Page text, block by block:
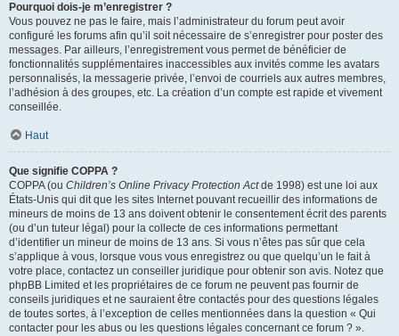
Pourquoi dois-je m’enregistrer ?
Vous pouvez ne pas le faire, mais l’administrateur du forum peut avoir
configuré les forums afin qu’il soit nécessaire de s’enregistrer pour poster des
messages. Par ailleurs, l’enregistrement vous permet de bénéficier de
fonctionnalités supplémentaires inaccessibles aux invités comme les avatars
personnalisés, la messagerie privée, l’envoi de courriels aux autres membres,
l’adhésion à des groupes, etc. La création d’un compte est rapide et vivement
conseillée.
Haut
Que signifie COPPA ?
COPPA (ou Children’s Online Privacy Protection Actde 1998) est une loi aux
États-Unis qui dit que les sites Internet pouvant recueillir des informations de
mineurs de moins de 13 ans doivent obtenir le consentement écrit des parents
(ou d’un tuteur légal) pour la collecte de ces informations permettant
d’identifier un mineur de moins de 13 ans. Si vous n’êtes pas sûr que cela
s’applique à vous, lorsque vous vous enregistrez ou que quelqu’un le fait à
votre place, contactez un conseiller juridique pour obtenir son avis. Notez que
phpBB Limited et les propriétaires de ce forum ne peuvent pas fournir de
conseils juridiques et ne sauraient être contactés pour des questions légales
de toutes sortes, à l’exception de celles mentionnées dans la question « Qui
contacter pour les abus ou les questions légales concernant ce forum ? ».